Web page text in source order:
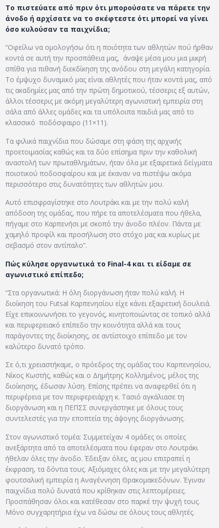
Το πιστεύατε από πριν ότι μπορούσατε να πάρετε την
άνοδο ή αρχίσατε να το σκέφτεστε ότι μπορεί να γίνει
όσο κυλούσαν τα παιχνίδια;
“Οφείλω να ομολογήσω ότι η ποιότητα των αθλητών πού ήρθαν
κοντά σε αυτή την προσπάθεια μας, άναψε μέσα μου μια μικρή
σπίθα για πιθανή διεκδίκηση της ανόδου στη μεγάλη κατηγορία.
Το έμψυχο δυναμικό μας είναι αθλητές που ήταν κοντά μας, από
τις ακαδημίες μας από την πρώτη δημοτικού, τέσσερις εξ αυτών,
άλλοι τέσσερις με ακόμη μεγαλύτερη αγωνιστική εμπειρία στη
σάλα από άλλες ομάδες και τα υπόλοιπα παιδιά μας από το
κλασσικό ποδόσφαιρο (11×11).
Τα φιλικά παιχνίδια που δώσαμε στη φάση της αρχικής
προετοιμασίας καθώς και τα δύο επίσημα πριν την καθολική
αναστολή των πρωταθλημάτων, ήταν όλα με εξαιρετικά δείγματα
ποιοτικού ποδοσφαίρου και με έκαναν να πιστέψω ακόμα
περισσότερο στις δυνατότητες των αθλητών μου.
Αυτό επισφραγίστηκε στο Λουτράκι και με την πολύ καλή
απόδοση της ομάδας, που πήρε τα αποτελέσματα που ήθελα,
πήγαμε στο Καρπενήσι με σκοπό την άνοδο πλέον. Πάντα με
χαμηλό προφίλ και προσήλωση στο στόχο μας και κυρίως με
σεβασμό στον αντίπαλο”.
Πώς κύλησε οργανωτικά το Final-4 και τι είδαμε σε
αγωνιστικό επίπεδο;
“Στα οργανωτικά: Η όλη διοργάνωση ήταν πολύ καλή. Η
διοίκηση του Futsal Καρπενησίου είχε κάνει εξαιρετική δουλειά.
Είχε επικοινωνήσει το γεγονός, κινητοποιώντας σε τοπικό αλλά
και περιφερειακό επίπεδο την κοινότητα αλλά και τους
παράγοντες της διοίκησης, σε αντίστοιχο επίπεδο με τον
καλύτερο δυνατό τρόπο.
Σε ό,τι χρειαστήκαμε, ο πρόεδρος της ομάδας του Καρπενησίου,
Νίκος Κωστής, καθώς και ο Δημήτρης Κολλημένος, μέλος της
διοίκησης, έδωσαν λύση. Επίσης πρέπει να αναφερθεί ότι η
περιφέρεια με τον περιφερειάρχη κ. Τασιό αγκάλιασε τη
διοργάνωση και η ΠΕΠΣΣ συνεργάστηκε με όλους τους
συντελεστές για την εποπτεία της άψογης διοργάνωσης.
Στον αγωνιστικό τομέα: Συμμετείχαν 4 ομάδες οι οποίες
ανεξάρτητα από τα αποτελέσματα που έφεραν στο Λουτράκι
ήθελαν όλες την άνοδο. Έδειξαν όλες, ας μου επιτραπεί η
έκφραση, τα δόντια τους. Αξιόμαχες όλες και με την μεγαλύτερη
φουτσαλική εμπειρία η Αναγέννηση Θρακομακεδόνων. Έγιναν
παιχνίδια πολύ δυνατά που κρίθηκαν στις λεπτομέρειες.
Προσπάθησαν όλοι και κατέθεσαν στο παρκέ την ψυχή τους.
Μόνο συγχαρητήρια έχω να δώσω σε όλους τους αθλητές.